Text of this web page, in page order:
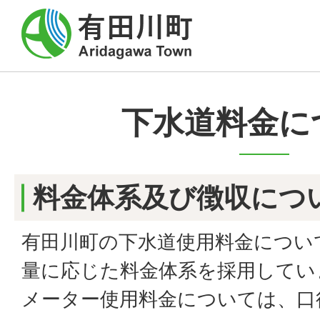
下水道料金
料金体系及び徴収につ
有田川町の下水道使用料金につ
量に応じた料金体系を採用して
メーター使用料金については、